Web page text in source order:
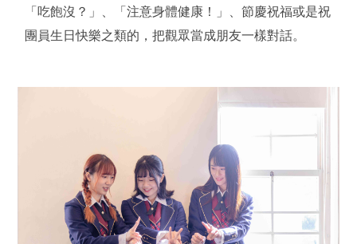
「吃飽沒？」、「注意身體健康！」、節慶祝福或是祝
團員生日快樂之類的，把觀眾當成朋友一樣對話。